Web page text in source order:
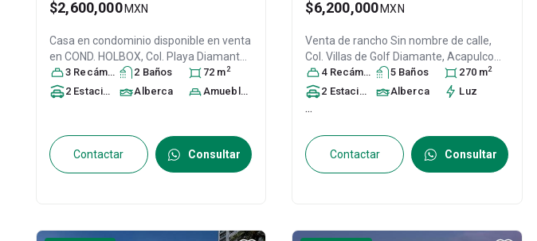
$2,600,000 MXN
Casa en condominio disponible en venta
en COND. HOLBOX, Col. Playa Diamante,
Acapulco de Juárez, Guerrero, México
C.P. 39897, ID:31152914
3 Recámara s 2 Baños 72 m2
2 Estacionamiento s
Alberca Amueblado
Contactar Consultar
$6,200,000 MXN
Venta de ranchoSin nombre de calle,
Col. Villas de Golf Diamante,Acapulco
de Juárez, Guerrero, México, C.P. 39897
ID:30794999
4 Recámara s 5 Baños 270 m2
2 Estacionamiento s
Alberca Luz
...
Contactar Consultar